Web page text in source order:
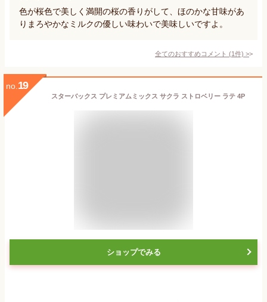
色が桜色で美しく満開の桜の香りがして、ほのかな甘味があ
りまろやかなミルクの優しい味わいで美味しいですよ。
全てのおすすめコメント (1件) >
no. 19
スターバックス プレミアムミックス サクラ ストロベリー ラテ 4P
ショップでみる